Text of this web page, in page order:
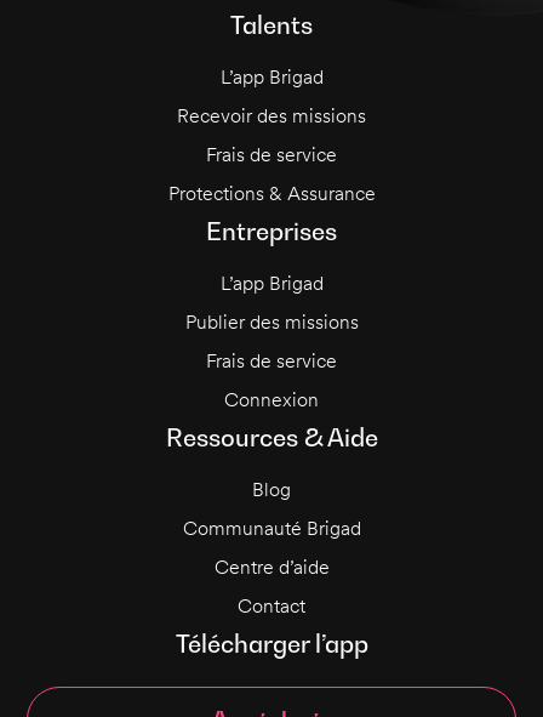
Talents
L’app Brigad
Recevoir des missions
Frais de service
Protections & Assurance
Entreprises
L’app Brigad
Publier des missions
Frais de service
Connexion
Ressources & Aide
Blog
Communauté Brigad
Centre d’aide
Contact
Télécharger l’app